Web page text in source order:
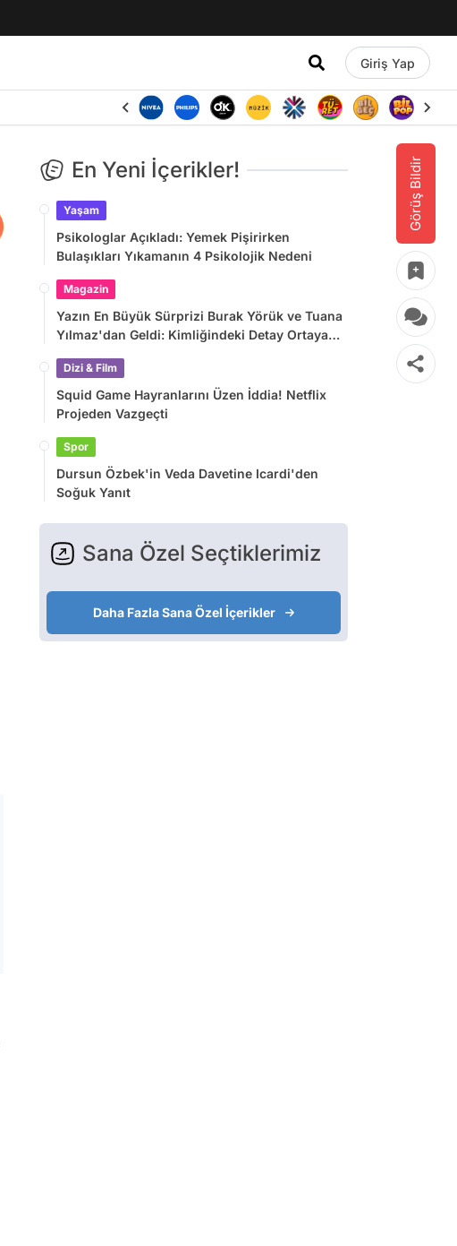
Giriş Yap
Görüş Bildir
En Yeni İçerikler!
Yaşam
Psikologlar Açıkladı: Yemek Pişirirken
Bulaşıkları Yıkamanın 4 Psikolojik Nedeni
Magazin
Yazın En Büyük Sürprizi Burak Yörük ve Tuana
Yılmaz'dan Geldi: Kimliğindeki Detay Ortaya
Dizi & Film
Squid Game Hayranlarını Üzen İddia! Netflix
Projeden Vazgeçti
Spor
Dursun Özbek'in Veda Davetine Icardi'den
Soğuk Yanıt
Sana Özel Seçtiklerimiz
Daha Fazla Sana Özel İçerikler